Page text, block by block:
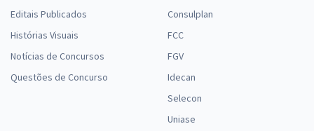
Editais Publicados
Histórias Visuais
Notícias de Concursos
Questões de Concurso
Consulplan
FCC
FGV
Idecan
Selecon
Uniase